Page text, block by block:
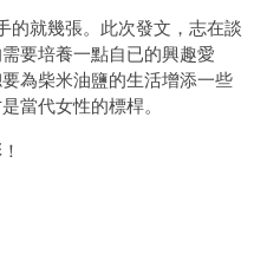
的就幾張。此次發文，志在談
要培養一點自已的興趣愛
為柴米油鹽的生活增添一些
當代女性的標桿。